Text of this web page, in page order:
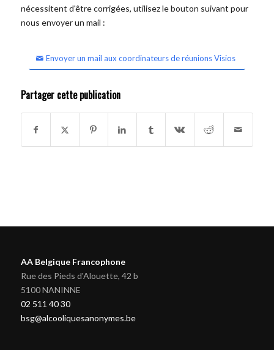
nécessitent d'être corrigées, utilisez le bouton suivant pour
nous envoyer un mail :
Envoyer un mail aux coordinateurs de réunions Visios
Partager cette publication
AA Belgique Francophone
Rue des Pieds d'Alouette, 42 b
5100 NANINNE
02 511 40 30
bsg@alcooliquesanonymes.be